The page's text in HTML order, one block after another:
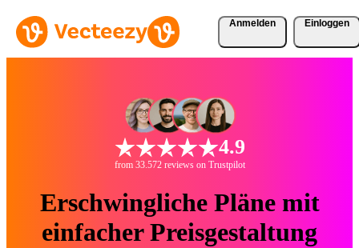
Anmelden Einloggen
4.9
from 33.572 reviews on Trustpilot
Erschwingliche Pläne mit
einfacher Preisgestaltung